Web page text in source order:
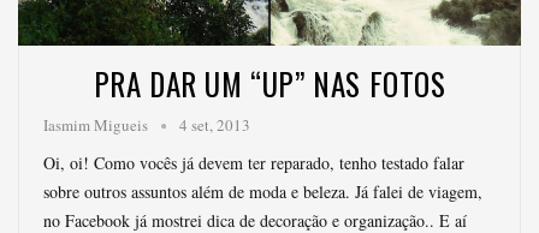
PRA DAR UM “UP” NAS FOTOS
Iasmim Migueis 4 set, 2013
Oi, oi! Como vocês já devem ter reparado, tenho testado falar
sobre outros assuntos além de moda e beleza. Já falei de viagem,
no Facebook já mostrei dica de decoração e organização.. E aí